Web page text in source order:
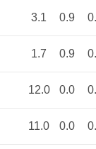
3.1 0.9
1.7 0.9
12.0 0.0
11.0 0.0